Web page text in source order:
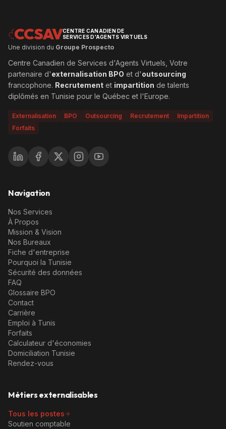
CCSAVCENTRE CANADIEN DE
SERVICES D'AGENTS VIRTUELS
Une division du Groupe Prospecto
Centre Canadien de Services d'Agents Virtuels, Votre
partenaire d'externalisation BPO et d'outsourcing
francophone. Recrutement et impartition de talents
diplômés en Tunisie pour le Québec et l'Europe.
Externalisation BPO Outsourcing Recrutement
Impartition
Forfaits
Navigation
Nos Services
À Propos
Mission & Vision
Nos Bureaux
Fiche d'entreprise
Pourquoi la Tunisie
Sécurité des données
FAQ
Glossaire BPO
Contact
Carrière
Emploi à Tunis
Forfaits
Calculateur d'économies
Domiciliation Tunisie
Rendez-vous
Métiers externalisables
Tous les postes
Soutien comptable